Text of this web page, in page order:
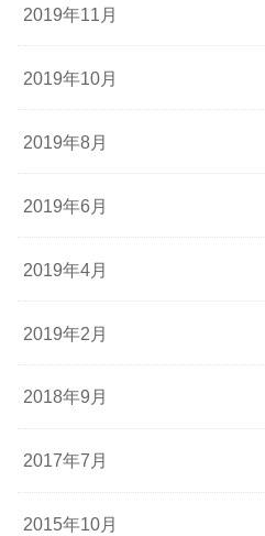
2019年11月
2019年10月
2019年8月
2019年6月
2019年4月
2019年2月
2018年9月
2017年7月
2015年10月